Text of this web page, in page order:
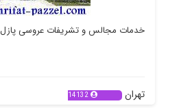
خدمات مجالس و تشریفات عروسی پازل
تهران 14132